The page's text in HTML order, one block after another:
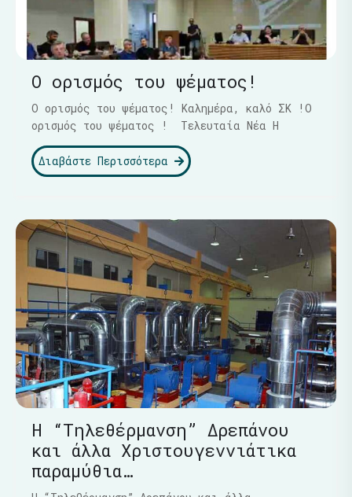
Ο ορισμός του ψέματος!
Ο ορισμός του ψέματος! Καλημέρα, καλό ΣΚ !Ο
ορισμός του ψέματος ! Τελευταία Νέα Η
Διαβάστε Περισσότερα
Η “Τηλεθέρμανση” Δρεπάνου
και άλλα Χριστουγεννιάτικα
παραμύθια…